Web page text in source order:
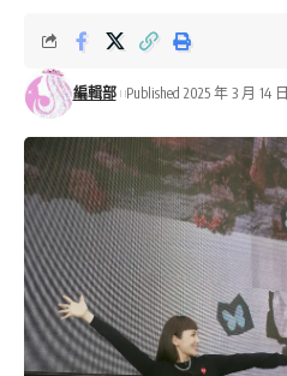
編輯部 Published 2025 年 3 月 14 日